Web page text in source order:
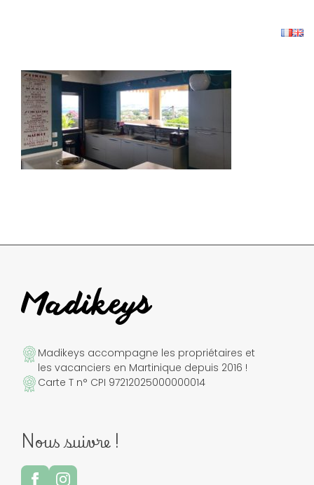
Madikeys accompagne les propriétaires et
les vacanciers en Martinique depuis 2016 !
Carte T n° CPI 97212025000000014
Nous suivre !